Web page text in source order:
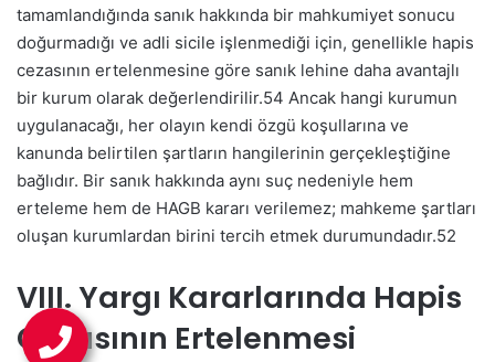
tamamlandığında sanık hakkında bir mahkumiyet sonucu
doğurmadığı ve adli sicile işlenmediği için, genellikle hapis
cezasının ertelenmesine göre sanık lehine daha avantajlı
bir kurum olarak değerlendirilir.54 Ancak hangi kurumun
uygulanacağı, her olayın kendi özgü koşullarına ve
kanunda belirtilen şartların hangilerinin gerçekleştiğine
bağlıdır. Bir sanık hakkında aynı suç nedeniyle hem
erteleme hem de HAGB kararı verilemez; mahkeme şartları
oluşan kurumlardan birini tercih etmek durumundadır.52
VIII. Yargı Kararlarında Hapis
Cezasının Ertelenmesi